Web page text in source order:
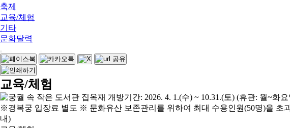
축제
교육/체험
기타
문화달력
교육/체험